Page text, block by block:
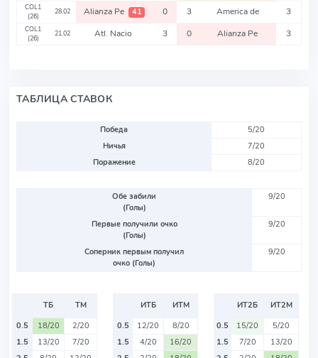
COL1
(26)
28.02 Alianza Pe 41 0 3 America de 3
COL1
(26)
21.02 Atl. Nacio 3 0 Alianza Pe 3
ТАБЛИЦА СТАВОК
Победа
5/20
Ничья
7/20
Поражение
8/20
Обе забили
(Голы)
9/20
Первые получили очко
(Голы)
9/20
Соперник первым получил
очко (Голы)
9/20
ТБ
ТМ
0.5
18/20
2/20
1.5
13/20
7/20
ИТБ
ИТМ
0.5
12/20
8/20
1.5
4/20
16/20
ИТ2Б
ИТ2М
0.5
15/20
5/20
1.5
7/20
13/20